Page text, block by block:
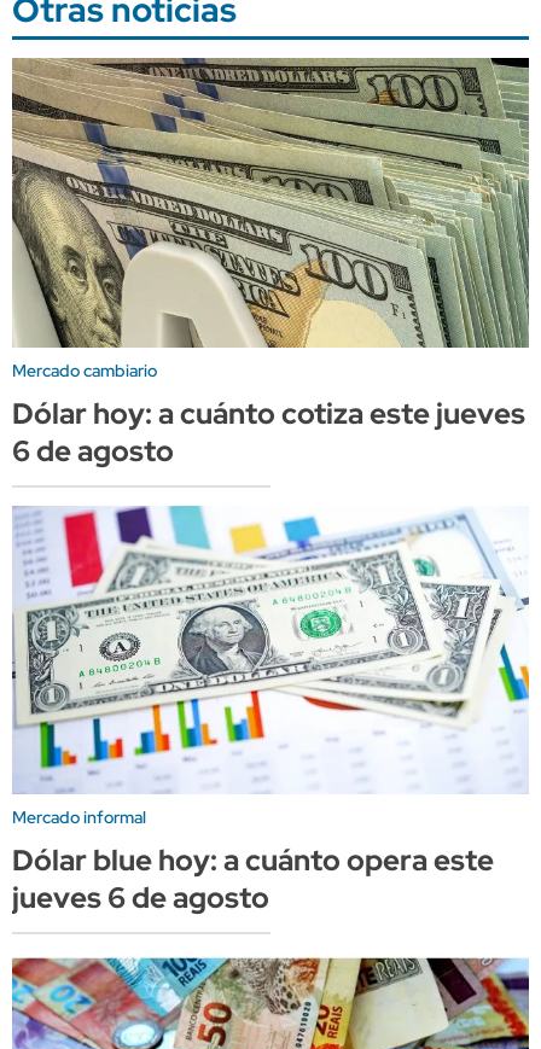
Otras noticias
Mercado cambiario
Dólar hoy: a cuánto cotiza este jueves
6 de agosto
Mercado informal
Dólar blue hoy: a cuánto opera este
jueves 6 de agosto